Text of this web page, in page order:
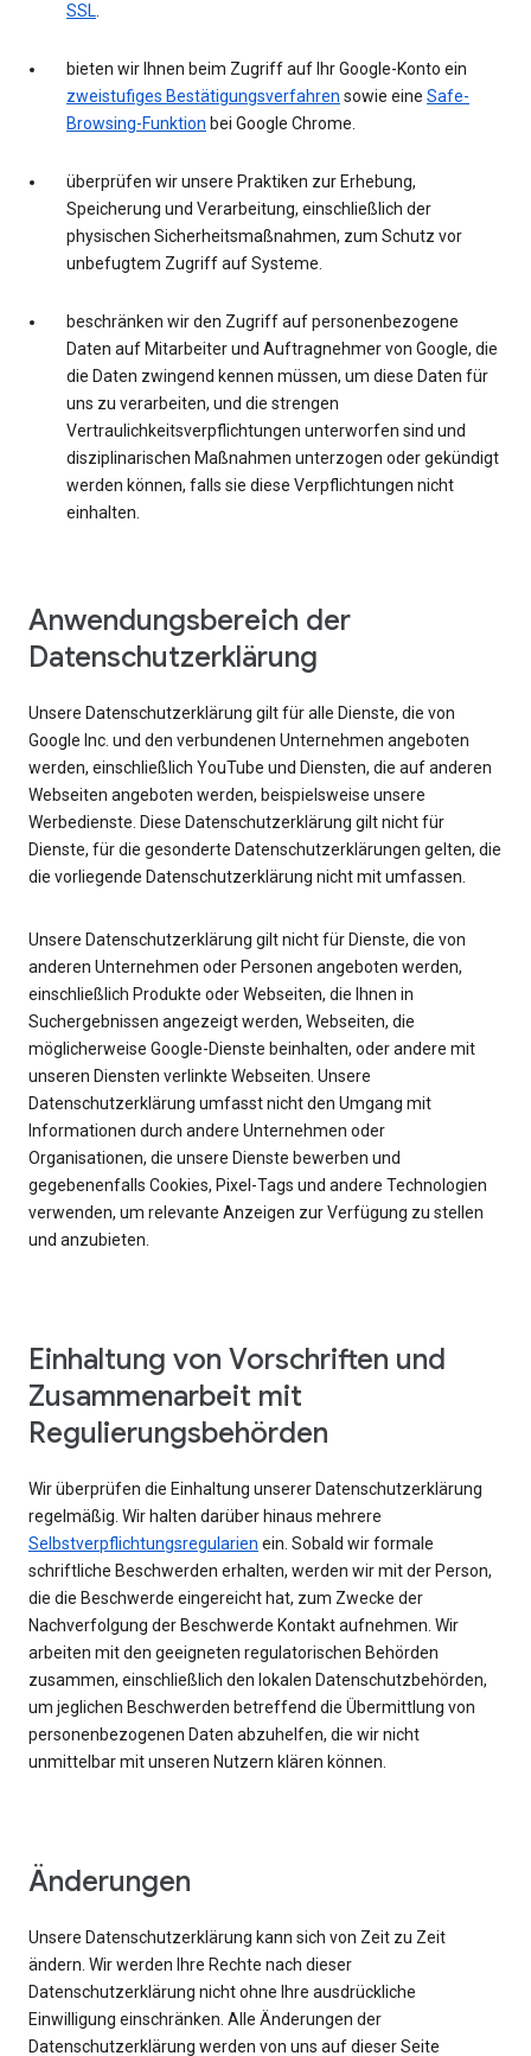
SSL.
bieten wir Ihnen beim Zugriff auf Ihr Google-Konto ein
zweistufiges Bestätigungsverfahren sowie eine Safe-
Browsing-Funktion bei Google Chrome.
überprüfen wir unsere Praktiken zur Erhebung,
Speicherung und Verarbeitung, einschließlich der
physischen Sicherheitsmaßnahmen, zum Schutz vor
unbefugtem Zugriff auf Systeme.
beschränken wir den Zugriff auf personenbezogene
Daten auf Mitarbeiter und Auftragnehmer von Google, die
die Daten zwingend kennen müssen, um diese Daten für
uns zu verarbeiten, und die strengen
Vertraulichkeitsverpflichtungen unterworfen sind und
disziplinarischen Maßnahmen unterzogen oder gekündigt
werden können, falls sie diese Verpflichtungen nicht
einhalten.
Anwendungsbereich der
Datenschutzerklärung
Unsere Datenschutzerklärung gilt für alle Dienste, die von
Google Inc. und den verbundenen Unternehmen angeboten
werden, einschließlich YouTube und Diensten, die auf anderen
Webseiten angeboten werden, beispielsweise unsere
Werbedienste. Diese Datenschutzerklärung gilt nicht für
Dienste, für die gesonderte Datenschutzerklärungen gelten, die
die vorliegende Datenschutzerklärung nicht mit umfassen.
Unsere Datenschutzerklärung gilt nicht für Dienste, die von
anderen Unternehmen oder Personen angeboten werden,
einschließlich Produkte oder Webseiten, die Ihnen in
Suchergebnissen angezeigt werden, Webseiten, die
möglicherweise Google-Dienste beinhalten, oder andere mit
unseren Diensten verlinkte Webseiten. Unsere
Datenschutzerklärung umfasst nicht den Umgang mit
Informationen durch andere Unternehmen oder
Organisationen, die unsere Dienste bewerben und
gegebenenfalls Cookies, Pixel-Tags und andere Technologien
verwenden, um relevante Anzeigen zur Verfügung zu stellen
und anzubieten.
Einhaltung von Vorschriften und
Zusammenarbeit mit
Regulierungsbehörden
Wir überprüfen die Einhaltung unserer Datenschutzerklärung
regelmäßig. Wir halten darüber hinaus mehrere
Selbstverpflichtungsregularien ein. Sobald wir formale
schriftliche Beschwerden erhalten, werden wir mit der Person,
die die Beschwerde eingereicht hat, zum Zwecke der
Nachverfolgung der Beschwerde Kontakt aufnehmen. Wir
arbeiten mit den geeigneten regulatorischen Behörden
zusammen, einschließlich den lokalen Datenschutzbehörden,
um jeglichen Beschwerden betreffend die Übermittlung von
personenbezogenen Daten abzuhelfen, die wir nicht
unmittelbar mit unseren Nutzern klären können.
Änderungen
Unsere Datenschutzerklärung kann sich von Zeit zu Zeit
ändern. Wir werden Ihre Rechte nach dieser
Datenschutzerklärung nicht ohne Ihre ausdrückliche
Einwilligung einschränken. Alle Änderungen der
Datenschutzerklärung werden von uns auf dieser Seite